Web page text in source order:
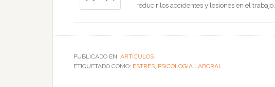
reducir los accidentes y lesiones en el trabajo.
PUBLICADO EN: ARTÍCULOS
ETIQUETADO COMO: ESTRÉS, PSICOLOGIA LABORAL